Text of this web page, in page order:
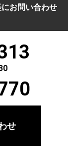
お問い合わせ
せ